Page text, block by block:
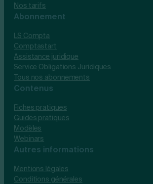
Nos tarifs
Abonnement
LS Compta
Comptastart
Assistance juridique
Service Obligations Juridiques
Tous nos abonnements
Contenus
Fiches pratiques
Guides pratiques
Modèles
Webinars
Autres informations
Mentions légales
Conditions générales